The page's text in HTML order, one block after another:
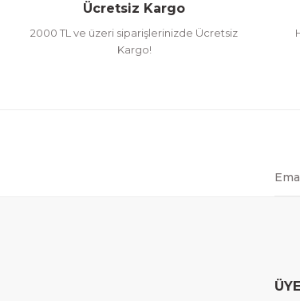
Ücretsiz Kargo
2000 TL ve üzeri siparişlerinizde Ücretsiz
Kargo!